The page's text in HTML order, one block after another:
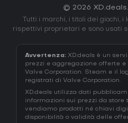
© 2026
Tutti i marchi, i titoli dei giochi,
rispettivi proprietari e sono usati
Avvertenza: XD.deals è un
prezzi e aggregazione offerte
Valve Corporation. Steam e il
registrati di Valve Corporation.
XD.deals utilizza dati
informazioni sui prezzi da store
vendiamo prodotti né chiavi
disponibilità o validità delle